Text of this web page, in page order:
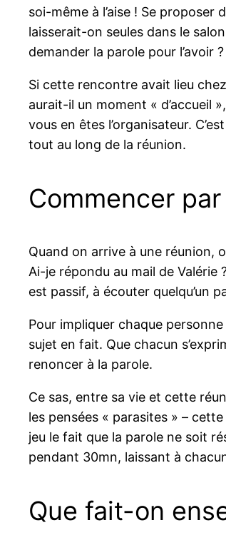
soi-même à l’aise ! Se
laisserait-on seules dans le
demander la parole pour l’avoir ?
Si cette rencontre avait lieu
aurait-il un moment « d’accueil
vous en êtes l’organisateur.
tout au long de la réunion.
Commencer
Quand on arrive à une réunion,
Ai-je répondu au mail de Valérie
est passif, à écouter quelqu’un
Pour impliquer chaque
sujet en fait. Que chacun
renoncer à la parole.
Ce sas, entre sa vie et cette
les pensées « parasites » –
jeu le fait que la parole ne soit
pendant 30mn, laissant à
Que fait-on